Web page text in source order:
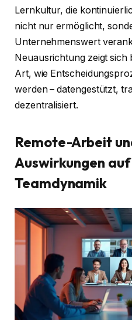
Lernkultur, die
nicht nur ermöglicht,
Unternehmenswert
Neuausrichtung zeigt
Art, wie
werden – datengestützt,
dezentralisiert.
Remote-Arbeit
Auswirkungen
Teamdynamik